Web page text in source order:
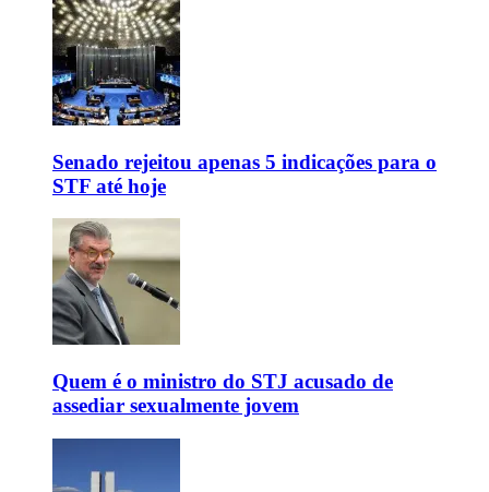
Senado rejeitou apenas 5 indicações para o
STF até hoje
Quem é o ministro do STJ acusado de
assediar sexualmente jovem